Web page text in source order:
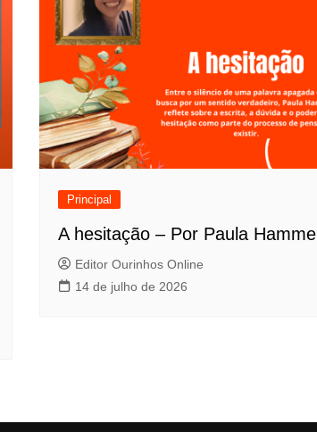
Principal
A hesitação – Por Paula Hammel
Editor Ourinhos Online
14 de julho de 2026